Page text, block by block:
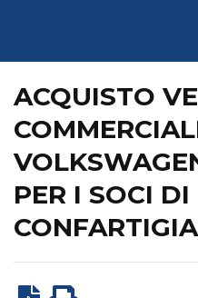
ACQUISTO
PER I SOCI DI